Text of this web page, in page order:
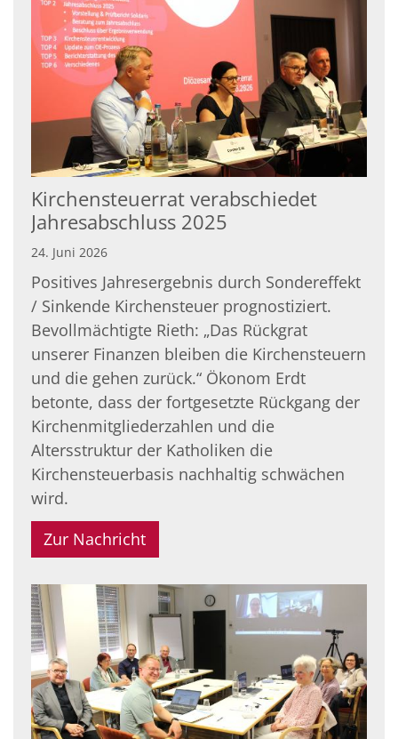
Kirchensteuerrat verabschiedet
Jahresabschluss 2025
24. Juni 2026
Positives Jahresergebnis durch Sondereffekt
/ Sinkende Kirchensteuer prognostiziert.
Bevollmächtigte Rieth: „Das Rückgrat
unserer Finanzen bleiben die Kirchensteuern
und die gehen zurück.“ Ökonom Erdt
betonte, dass der fortgesetzte Rückgang der
Kirchenmitgliederzahlen und die
Altersstruktur der Katholiken die
Kirchensteuerbasis nachhaltig schwächen
wird.
Zur Nachricht